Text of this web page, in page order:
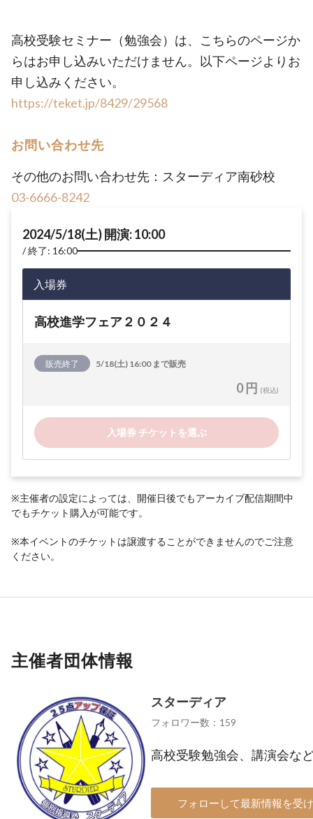
高校受験セミナー（勉強会）は、こちらのページか
らはお申し込みいただけません。以下ページよりお
申し込みください。
https://teket.jp/8429/29568
お問い合わせ先
その他のお問い合わせ先：スターディア南砂校
03-6666-8242
2024/5/18(土) 開演: 10:00
終了: 16:00
入場券
高校進学フェア２０２４
販売終了 5/18(土) 16:00 まで販売
0 円 (税込)
入場券 チケットを選ぶ
※主催者の設定によっては、開催日後でもアーカイブ配信期間中
でもチケット購入が可能です。
※本イベントのチケットは譲渡することができませんのでご注意
ください。
主催者団体情報
スターディア
フォロワー数：159
高校受験勉強会、講演会な
フォローして最新情報を受